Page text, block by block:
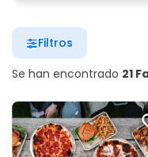
Se han encontrado 21
Filtros